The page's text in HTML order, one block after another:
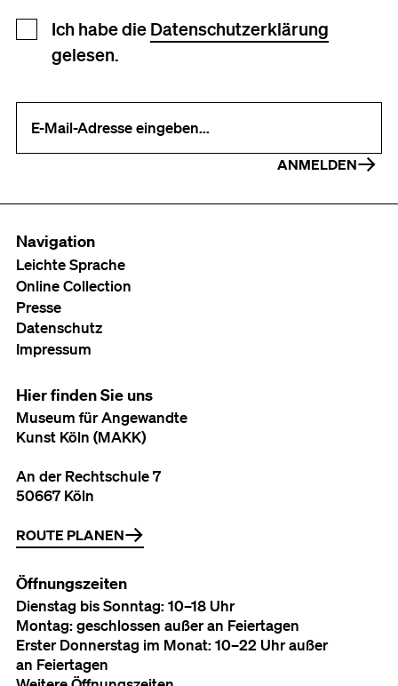
Newsletter Anmeldung
Ich habe die Datenschutzerklärung
gelesen.
ANMELDEN
Navigation
Leichte Sprache
Online Collection
Presse
Datenschutz
Impressum
Hier finden Sie uns
Museum für Angewandte
Kunst Köln (MAKK)
An der Rechtschule 7
50667 Köln
ROUTE PLANEN
Öffnungszeiten
Dienstag bis Sonntag: 10–18 Uhr
Montag: geschlossen außer an Feiertagen
Erster Donnerstag im Monat: 10–22 Uhr außer
an Feiertagen